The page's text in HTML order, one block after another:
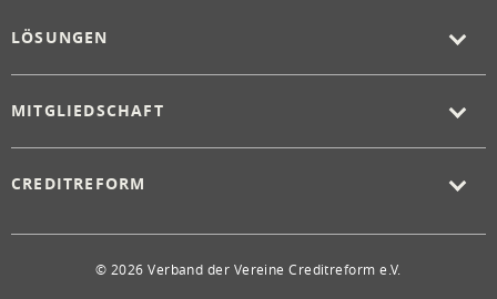
LÖSUNGEN
MITGLIEDSCHAFT
CREDITREFORM
© 2026 Verband der Vereine Creditreform e.V.